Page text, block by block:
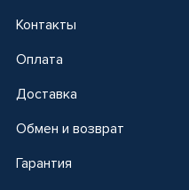
Контакты
Оплата
Доставка
Обмен и возврат
Гарантия